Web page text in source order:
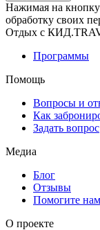
Нажимая на кнопку
обработку своих
Отдых с
Программы
Помощь
Вопросы и
Как
Задать вопрос
Медиа
Блог
Отзывы
Помогите
О проекте